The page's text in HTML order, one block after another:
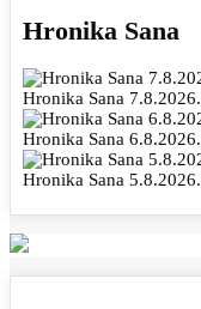
Hronika Sana
Hronika Sana 7.8.2026.
Hronika Sana 6.8.2026.
Hronika Sana 5.8.2026.